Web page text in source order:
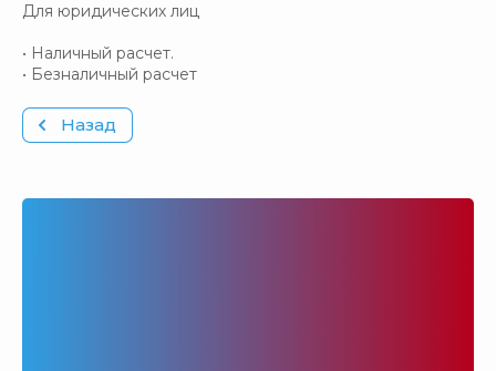
Для юридических лиц
• Наличный расчет.
• Безналичный расчет
Назад